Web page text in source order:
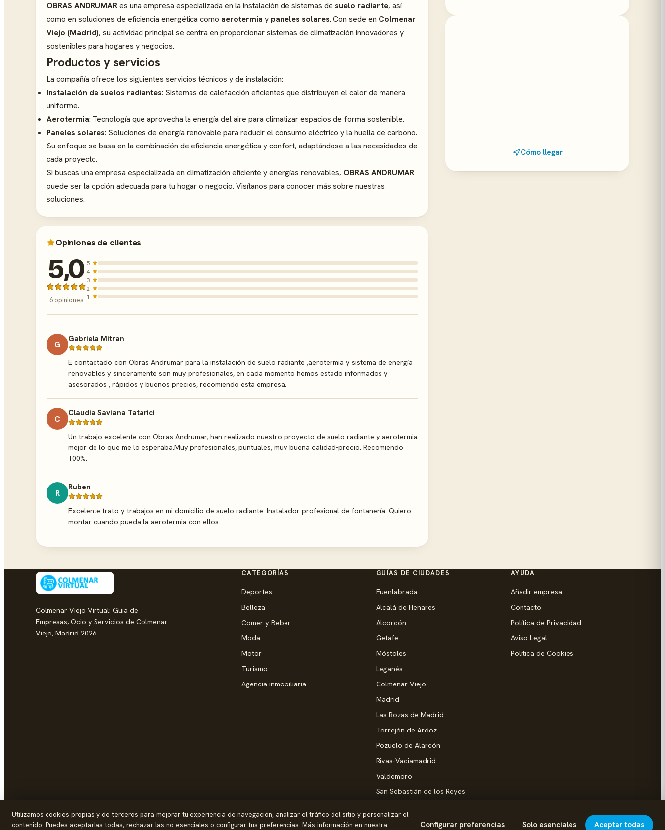
OBRAS ANDRUMARes una empresa especializada en la instalación de sistemas de suelo radiante, así
como en soluciones de eficiencia energética como aerotermia y paneles solares. Con sede en Colmenar
Viejo (Madrid), su actividad principal se centra en proporcionar sistemas de climatización innovadores y
sostenibles para hogares y negocios.
Productos y servicios
La compañía ofrece los siguientes servicios técnicos y de instalación:
Instalación de suelos radiantes: Sistemas de calefacción eficientes que distribuyen el calor de manera
uniforme.
Aerotermia: Tecnología que aprovecha la energía del aire para climatizar espacios de forma sostenible.
Paneles solares: Soluciones de energía renovable para reducir el consumo eléctrico y la huella de carbono.
Su enfoque se basa en la combinación de eficiencia energética y confort, adaptándose a las necesidades de
cada proyecto.
Si buscas una empresa especializada en climatización eficiente y energías renovables, OBRAS ANDRUMAR
puede ser la opción adecuada para tu hogar o negocio. Visítanos para conocer más sobre nuestras
soluciones.
Opiniones de clientes
5,0
6 opiniones
5
4
3
2
1
G
Gabriela Mitran
E contactado con Obras Andrumar para la instalación de suelo radiante ,aerotermia y sistema de energía
renovables y sinceramente son muy profesionales, en cada momento hemos estado informados y
asesorados , rápidos y buenos precios, recomiendo esta empresa.
C
Claudia Saviana Tatarici
Un trabajo excelente con Obras Andrumar, han realizado nuestro proyecto de suelo radiante y aerotermia
mejor de lo que me lo esperaba.Muy profesionales, puntuales, muy buena calidad-precio. Recomiendo
100%.
R
Ruben
Excelente trato y trabajos en mi domicilio de suelo radiante. Instalador profesional de fontanería. Quiero
montar cuando pueda la aerotermia con ellos.
Cómo llegar
Colmenar Viejo Virtual: Guia de
Empresas, Ocio y Servicios de Colmenar
Viejo, Madrid 2026
CATEGORÍAS
Deportes
Belleza
Comer y Beber
Moda
Motor
Turismo
Agencia inmobiliaria
GUÍAS DE CIUDADES
Fuenlabrada
Alcalá de Henares
Alcorcón
Getafe
Móstoles
Leganés
Colmenar Viejo
Madrid
Las Rozas de Madrid
Torrejón de Ardoz
Pozuelo de Alarcón
Rivas-Vaciamadrid
Valdemoro
San Sebastián de los Reyes
Pinto
AYUDA
Añadir empresa
Contacto
Política de Privacidad
Aviso Legal
Política de Cookies
Utilizamos cookies propias y de terceros para mejorar tu experiencia de navegación, analizar el tráfico del sitio y personalizar el
contenido. Puedes aceptarlas todas, rechazar las no esenciales o configurar tus preferencias. Más información en nuestra
Configurar preferencias Solo esenciales Aceptar todas